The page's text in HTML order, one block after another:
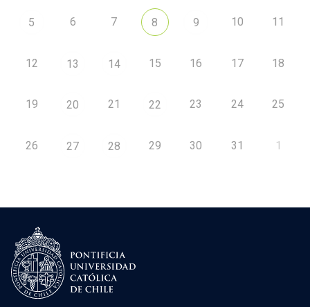
5 6 7 8 9 10 11
12 13 14 15 16 17 18
19 20 21 22 23 24 25
26 27 28 29 30 31 1